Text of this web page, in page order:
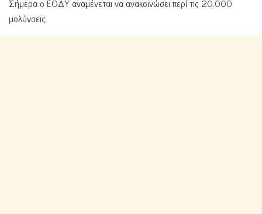
μολύνσεις.